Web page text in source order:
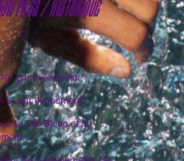
PASS / HISTORIQUE
par événement*
8.- par événement*
à La Cité Bleue et au